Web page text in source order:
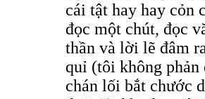
cái tật hay hay cỏn
đọc một chút, đọc
thần và lời lẽ đâm
quỉ (tôi không
chán lối bắt chước